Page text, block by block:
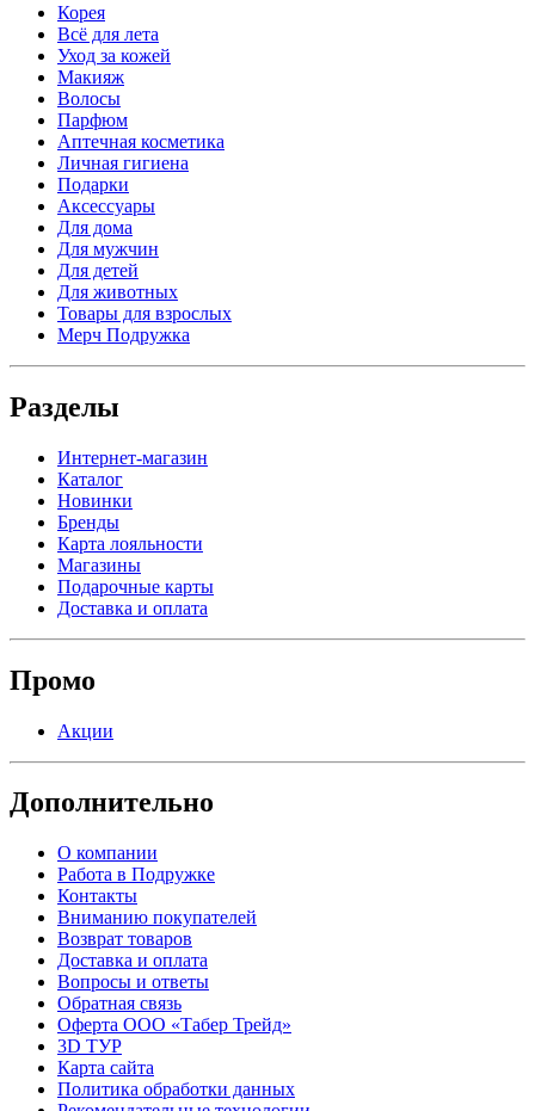
Корея
Всё для лета
Уход за кожей
Макияж
Волосы
Парфюм
Аптечная косметика
Личная гигиена
Подарки
Аксессуары
Для дома
Для мужчин
Для детей
Для животных
Товары для взрослых
Мерч Подружка
Разделы
Интернет-магазин
Каталог
Новинки
Бренды
Карта лояльности
Магазины
Подарочные карты
Доставка и оплата
Промо
Акции
Дополнительно
О компании
Работа в Подружке
Контакты
Вниманию покупателей
Возврат товаров
Доставка и оплата
Вопросы и ответы
Обратная связь
Оферта ООО «Табер Трейд»
3D ТУР
Карта сайта
Политика обработки данных